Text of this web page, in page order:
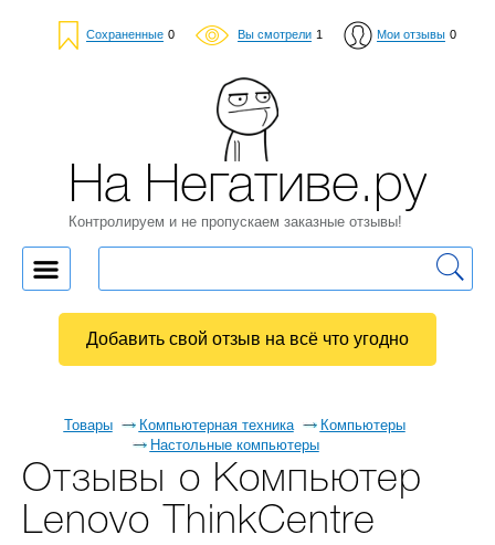
Сохраненные 0 Вы смотрели 1 Мои отзывы 0
Товары Компьютерная техника
Компьютеры
Настольные компьютеры
Отзывы о Компьютер
Lenovo ThinkCentre
На Негативе.ру
Контролируем и не пропускаем заказные отзывы!
Добавить свой отзыв на всё что угодно